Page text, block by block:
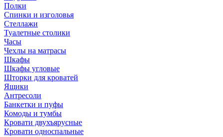
Полки
Спинки и изголовья
Стеллажи
Туалетные столики
Часы
Чехлы на матрасы
Шкафы
Шкафы угловые
Шторки для кроватей
Ящики
Антресоли
Банкетки и пуфы
Комоды и тумбы
Кровати двухъярусные
Кровати односпальные